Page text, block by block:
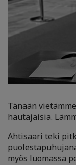
Tänään
hautajaisia.
Ahtisaari teki
myös luomassa